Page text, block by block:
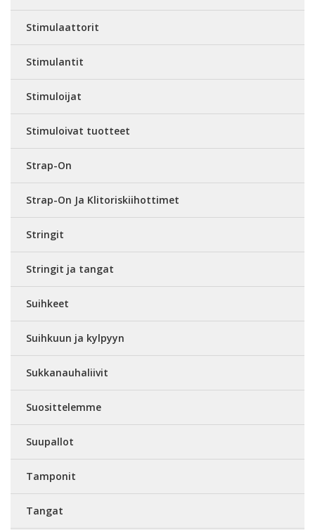
Stimulaattorit
Stimulantit
Stimuloijat
Stimuloivat tuotteet
Strap-On
Strap-On Ja Klitoriskiihottimet
Stringit
Stringit ja tangat
Suihkeet
Suihkuun ja kylpyyn
Sukkanauhaliivit
Suosittelemme
Suupallot
Tamponit
Tangat